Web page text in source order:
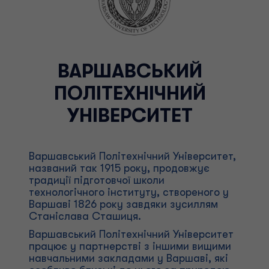
ВАРШАВСЬКИЙ
ПОЛІТЕХНІЧНИЙ
УНІВЕРСИТЕТ
Варшавський Політехнічний Університет,
названий так 1915 року, продовжує
традиції підготовчої школи
технологічного інституту, створеного у
Варшаві 1826 року завдяки зусиллям
Станіслава Сташиця.
Варшавський Політехнічний Університет
працює у партнерстві з іншими вищими
навчальними закладами у Варшаві, які